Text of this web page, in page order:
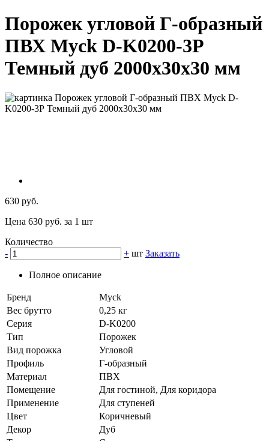
Порожек угловой Г-образный
ПВХ Myck D-K0200-3Р
Темный дуб 2000х30х30 мм
630 руб.
Цена 630 руб. за 1 шт
Количество
-
+ шт Заказать
Полное описание
Бренд
Myck
Вес брутто
0,25 кг
Серия
D-K0200
Тип
Порожек
Вид порожка
Угловой
Профиль
Г-образный
Материал
ПВХ
Помещение
Для гостиной, Для коридора
Применение
Для ступеней
Цвет
Коричневый
Декор
Дуб